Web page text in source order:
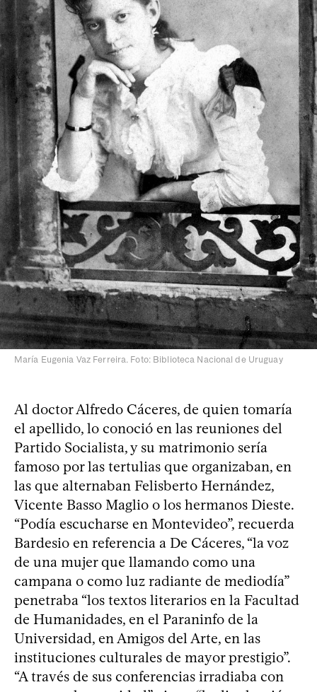
María Eugenia Vaz Ferreira. Foto: Biblioteca Nacional de Uruguay
Al doctor Alfredo Cáceres, de quien tomaría
el apellido, lo conoció en las reuniones del
Partido Socialista, y su matrimonio sería
famoso por las tertulias que organizaban, en
las que alternaban Felisberto Hernández,
Vicente Basso Maglio o los hermanos Dieste.
“Podía escucharse en Montevideo”, recuerda
Bardesio en referencia a De Cáceres, “la voz
de una mujer que llamando como una
campana o como luz radiante de mediodía”
penetraba “los textos literarios en la Facultad
de Humanidades, en el Paraninfo de la
Universidad, en Amigos del Arte, en las
instituciones culturales de mayor prestigio”.
“A través de sus conferencias irradiaba con